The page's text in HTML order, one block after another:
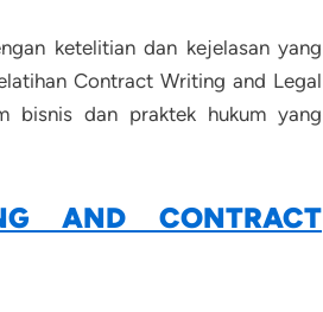
ketelitian dan kejelasan yang
Contract Writing and Legal
bisnis dan praktek hukum yang
AND CONTRACT